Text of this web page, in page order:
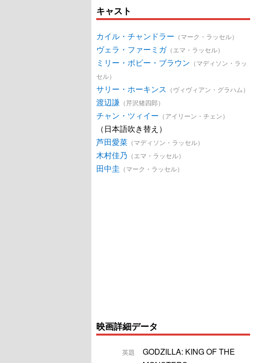
キャスト
カイル・チャンドラー （マーク・ラッセル）
ヴェラ・ファーミガ（エマ・ラッセル）
ミリー・ボビー・ブラウン （マディソン・ラッ
セル）
サリー・ホーキンス （ヴィヴィアン・グラハム）
渡辺謙 （芹沢猪四郎）
チャン・ツィイー （アイリーン・チェン）
（日本語吹き替え）
芦田愛菜 （マディソン・ラッセル）
木村佳乃 （エマ・ラッセル）
田中圭 （マーク・ラッセル）
映画詳細データ
英題
GODZILLA: KING OF THE